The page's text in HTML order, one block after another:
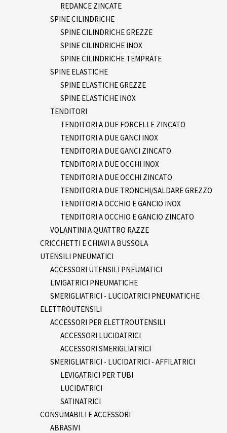
REDANCE ZINCATE
SPINE CILINDRICHE
SPINE CILINDRICHE GREZZE
SPINE CILINDRICHE INOX
SPINE CILINDRICHE TEMPRATE
SPINE ELASTICHE
SPINE ELASTICHE GREZZE
SPINE ELASTICHE INOX
TENDITORI
TENDITORI A DUE FORCELLE ZINCATO
TENDITORI A DUE GANCI INOX
TENDITORI A DUE GANCI ZINCATO
TENDITORI A DUE OCCHI INOX
TENDITORI A DUE OCCHI ZINCATO
TENDITORI A DUE TRONCHI/SALDARE GREZZO
TENDITORI A OCCHIO E GANCIO INOX
TENDITORI A OCCHIO E GANCIO ZINCATO
VOLANTINI A QUATTRO RAZZE
CRICCHETTI E CHIAVI A BUSSOLA
UTENSILI PNEUMATICI
ACCESSORI UTENSILI PNEUMATICI
LIVIGATRICI PNEUMATICHE
SMERIGLIATRICI - LUCIDATRICI PNEUMATICHE
ELETTROUTENSILI
ACCESSORI PER ELETTROUTENSILI
ACCESSORI LUCIDATRICI
ACCESSORI SMERIGLIATRICI
SMERIGLIATRICI - LUCIDATRICI - AFFILATRICI
LEVIGATRICI PER TUBI
LUCIDATRICI
SATINATRICI
CONSUMABILI E ACCESSORI
ABRASIVI